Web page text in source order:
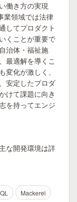
働き方の実現
業領域では法律
してプロダクト
くことが重要で
治体・福祉施
最適解を導くこ
化が激しく、
安定したプロダ
けて課題に向き
を持ってエンジ
な開発環境は詳
Mackerel